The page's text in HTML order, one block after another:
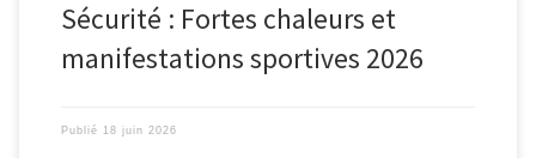
Sécurité : Fortes chaleurs et
manifestations sportives 2026
Publié 18 juin 2026